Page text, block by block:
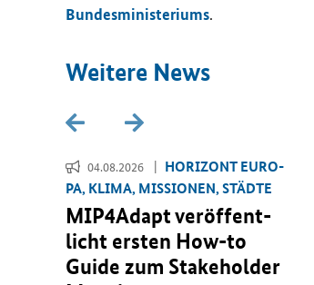
Bun­des­mi­nis­te­ri­ums.
Wei­te­re News
04.08.2026
HO­RI­ZONT EU­RO­
PA, KLIMA, MIS­SIO­NEN, STÄD­TE
MIP4Adapt ver­öf­fent­
licht ers­ten How-to
Guide zum Stakeholder